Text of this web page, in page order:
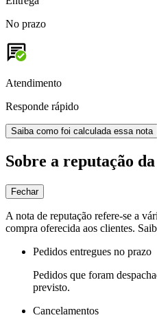
No prazo
Atendimento
Responde rápido
Saiba como foi calculada essa nota
Sobre a reputação
Fechar
A nota de reputação refere-se a
compra oferecida aos clientes.
Pedidos entregues no prazo
Pedidos que foram
previsto.
Cancelamentos